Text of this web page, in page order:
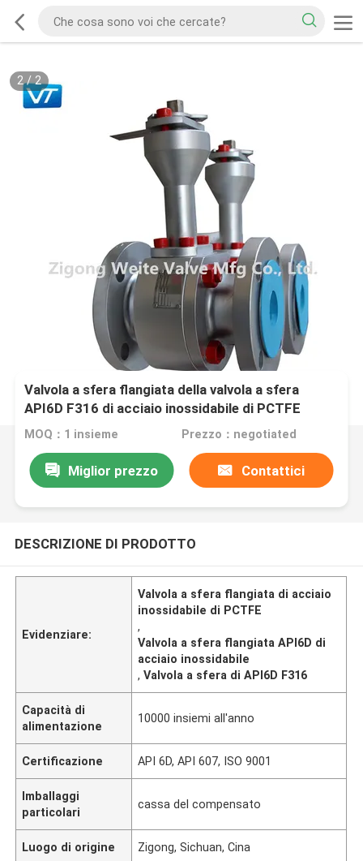
2/2
Valvola a sfera flangiata della valvola a sfera
API6D F316 di acciaio inossidabile di PCTFE
MOQ：1 insieme Prezzo：negotiated
Miglior prezzo Contattici
DESCRIZIONE DI PRODOTTO
Evidenziare:
Valvola a sfera flangiata di acciaio
inossidabile di PCTFE
,
Valvola a sfera flangiata API6D di
acciaio inossidabile
,Valvola a sfera di API6D F316
Capacità di
alimentazione
10000 insiemi all'anno
Certificazione API 6D, API 607, ISO 9001
Imballaggi
particolari
cassa del compensato
Luogo di origine Zigong, Sichuan, Cina